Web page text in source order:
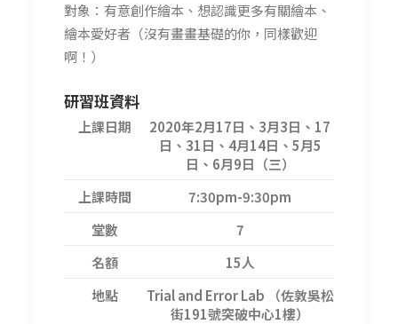
對象：有意創作繪本、想認識更多有關繪本、
繪本愛好者（沒有畫畫基礎的你，同樣歡迎
啊！）
研習班資料
上課日期
2020年2月17日、3月3日、17
日、31日、4月14日、5月5
日、6月9日（三）
上課時間
7:30pm-9:30pm
堂數
7
名額
15人
地點
Trial and Error Lab （佐敦吳松
街191號突破中心1樓）